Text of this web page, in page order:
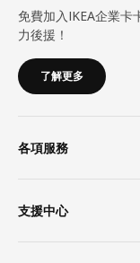
免費加入IKEA企業卡
力後援！
了解更多
各項服務
支援中心